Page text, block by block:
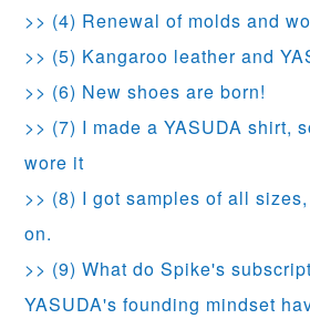
>> (4) Renewal of molds and
>> (5) Kangaroo leather and
>> (6) New shoes are born!
>> (7) I made a YASUDA shirt,
wore it
>> (8) I got samples of all
on.
>> (9) What do Spike's
YASUDA's founding mindset